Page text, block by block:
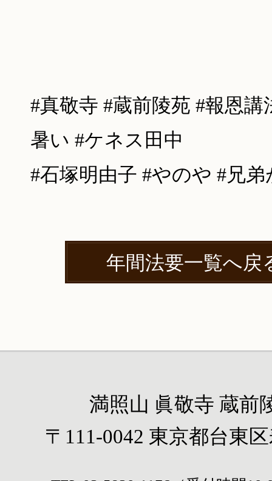
#真敬寺 #蔵前陵苑 #報恩講
暑い #ケネス田中
#石塚明由子 #やのや #兄
年間法要一覧へ戻
満照山 眞敬寺 蔵前
〒111-0042 東京都台東